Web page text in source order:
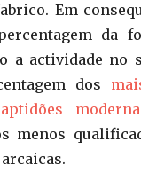
Em
da
a actividade no
dos
menos